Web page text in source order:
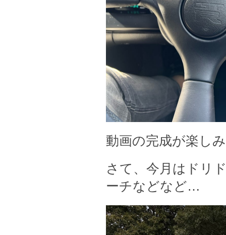
動画の完成が楽し
さて、今月はドリ
ーチなどなど…